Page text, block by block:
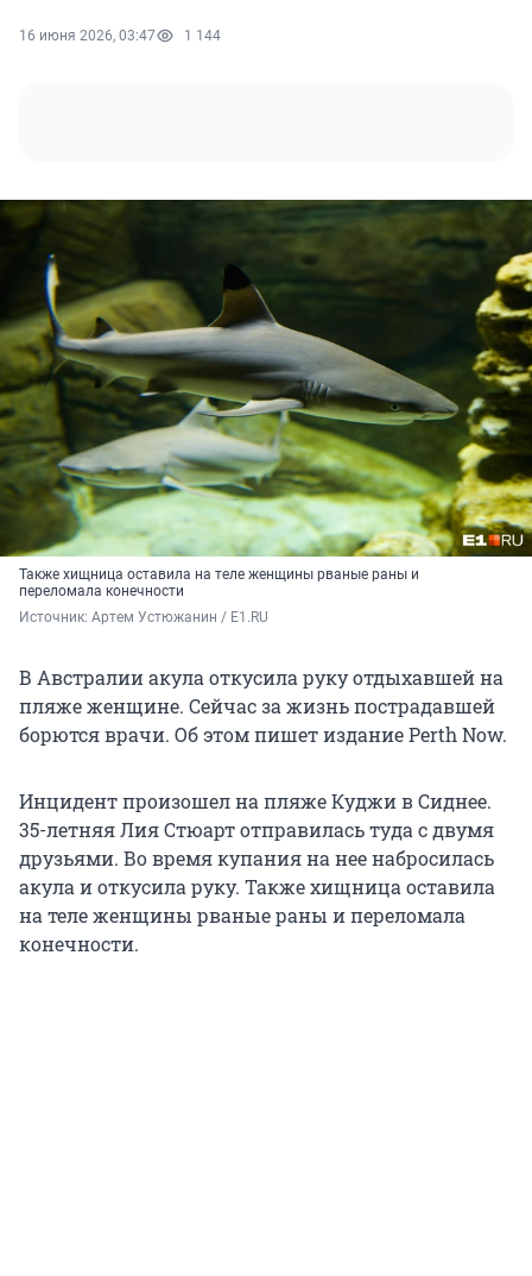
16 июня 2026, 03:47 1 144
Также хищница оставила на теле женщины рваные раны и
переломала конечности
Источник: Артем Устюжанин / E1.RU
В Австралии акула откусила руку отдыхавшей на
пляже женщине. Сейчас за жизнь пострадавшей
борются врачи. Об этом пишет издание Perth Now.
Инцидент произошел на пляже Куджи в Сиднее.
35-летняя Лия Стюарт отправилась туда с двумя
друзьями. Во время купания на нее набросилась
акула и откусила руку. Также хищница оставила
на теле женщины рваные раны и переломала
конечности.